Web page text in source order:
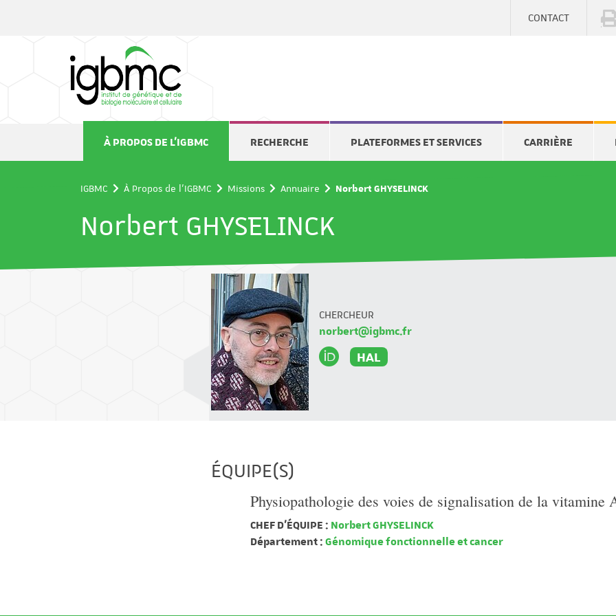
CONTACT
À PROPOS DE L'IGBMC RECHERCHE PLATEFORMES ET SERVICES CARRIÈRE
IGBMC À Propos de l'IGBMC Missions Annuaire Norbert GHYSELINCK
Norbert GHYSELINCK
CHERCHEUR
norbert@igbmc.fr
HAL
ÉQUIPE(S)
Physiopathologie des voies de signalisation de la vitamine
CHEF D'ÉQUIPE : Norbert GHYSELINCK
Département : Génomique fonctionnelle et cancer